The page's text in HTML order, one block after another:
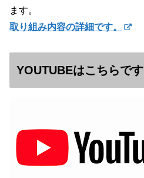
ます。
取り組み内容の詳細です。
YOUTUBEはこちらです